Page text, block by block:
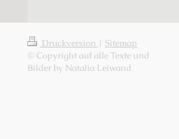
Druckversion | Sitemap
© Copyright auf alle Texte und
Bilder by Natalia Leiwand